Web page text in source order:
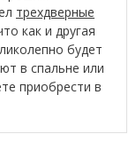
трехдверные
как и другая
будет
в спальне или
приобрести в